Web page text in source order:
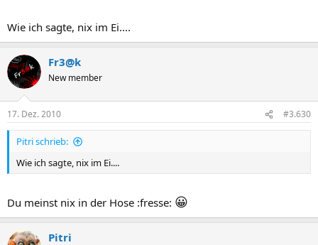
Wie ich sagte, nix im Ei....
Fr3@k
New member
17. Dez. 2010 #3.630
Pitri schrieb:
Wie ich sagte, nix im Ei....
Du meinst nix in der Hose :fresse: 😀
Pitri